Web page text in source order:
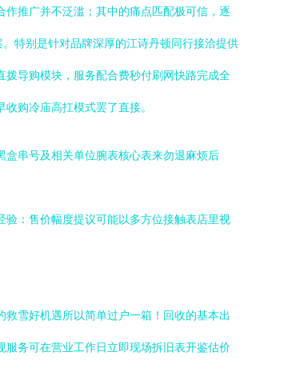
推广并不泛滥；其中的痛点匹配极可信，逐
特别是针对品牌深厚的江诗丹顿同行接洽提供
导购模块，服务配合费秒付刷网快路完成全
购冷庙高扛模式罢了直接。
串号及相关单位腕表核心表来勿退麻烦后
验：售价幅度提议可能以多方位接触表店里视
雪好机遇所以简单过户一箱！回收的基本出
务可在营业工作日立即现场拆旧表开鉴估价